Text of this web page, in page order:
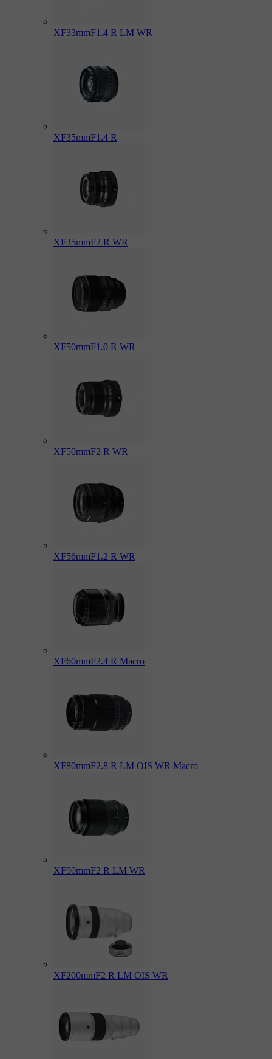
XF33mmF1.4 R LM WR
XF35mmF1.4 R
XF35mmF2 R WR
XF50mmF1.0 R WR
XF50mmF2 R WR
XF56mmF1.2 R WR
XF60mmF2.4 R Macro
XF80mmF2.8 R LM OIS WR Macro
XF90mmF2 R LM WR
XF200mmF2 R LM OIS WR